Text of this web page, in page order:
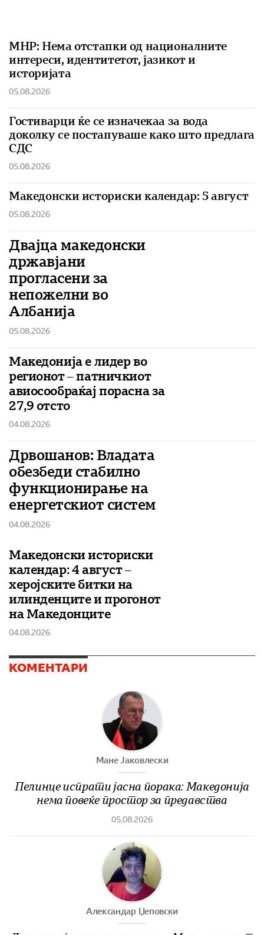
МНР: Нема отстапки од националните
интереси, идентитетот, јазикот и
историјата
05.08.2026
Гостиварци ќе се изначекаа за вода
доколку се постапуваше како што предлага
СДС
05.08.2026
Македонски историски календар: 5 август
05.08.2026
Двајца македонски
државјани
прогласени за
непожелни во
Албанија
05.08.2026
Македонија е лидер во
регионот – патничкиот
авиосообраќај порасна за
27,9 отсто
04.08.2026
Дрвошанов: Владата
обезбеди стабилно
функционирање на
енергетскиот систем
04.08.2026
Македонски историски
календар: 4 август –
херојските битки на
илинденците и прогонот
на Македонците
04.08.2026
КОМЕНТАРИ
Мане Јаковлески
Пелинце испрати јасна порака: Македонија
нема повеќе простор за предавства
05.08.2026
Александар Џеповски